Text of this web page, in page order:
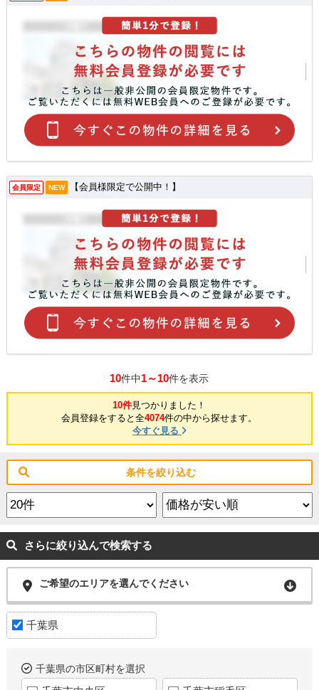
会員限定 NEW 【会員様限定で公開中！】
10件中1～10件を表示
10件見つかりました！
会員登録をすると全4074件の中から探せます。
今すぐ見る
条件を絞り込む
さらに絞り込んで検索する
ご希望のエリアを選んでください
千葉県
千葉県の市区町村を選択